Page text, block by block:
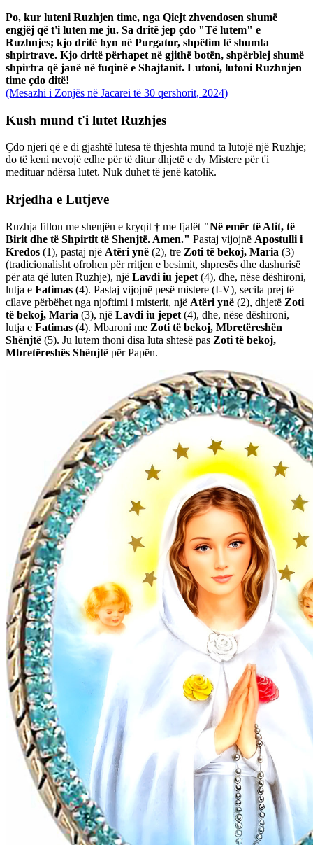
Po, kur luteni Ruzhjen time, nga Qiejt zhvendosen shumë
engjëj që t'i luten me ju. Sa dritë jep çdo "Të lutem" e
Ruzhnjes; kjo dritë hyn në Purgator, shpëtim të shumta
shpirtrave. Kjo dritë përhapet në gjithë botën, shpërblej shumë
shpirtra që janë në fuqinë e Shajtanit. Lutoni, lutoni Ruzhnjen
time çdo ditë!
(Mesazhi i Zonjës në Jacarei të 30 qershorit, 2024)
Kush mund t'i lutet Ruzhjes
Çdo njeri që e di gjashtë lutesa të thjeshta mund ta lutojë një Ruzhje;
do të keni nevojë edhe për të ditur dhjetë e dy Mistere për t'i
medituar ndërsa lutet. Nuk duhet të jenë katolik.
Rrjedha e Lutjeve
Ruzhja fillon me shenjën e kryqit † me fjalët "Në emër të Atit, të
Birit dhe të Shpirtit të Shenjtë. Amen." Pastaj vijojnë Apostulli i
Kredos (1), pastaj një Atëri ynë (2), tre Zoti të bekoj, Maria (3)
(tradicionalisht ofrohen për rritjen e besimit, shpresës dhe dashurisë
për ata që luten Ruzhje), një Lavdi iu jepet (4), dhe, nëse dëshironi,
lutja e Fatimas (4). Pastaj vijojnë pesë mistere (I-V), secila prej të
cilave përbëhet nga njoftimi i misterit, një Atëri ynë (2), dhjetë Zoti
të bekoj, Maria (3), një Lavdi iu jepet (4), dhe, nëse dëshironi,
lutja e Fatimas (4). Mbaroni me Zoti të bekoj, Mbretëreshën
Shënjtë (5). Ju lutem thoni disa luta shtesë pas Zoti të bekoj,
Mbretëreshës Shënjtë për Papën.